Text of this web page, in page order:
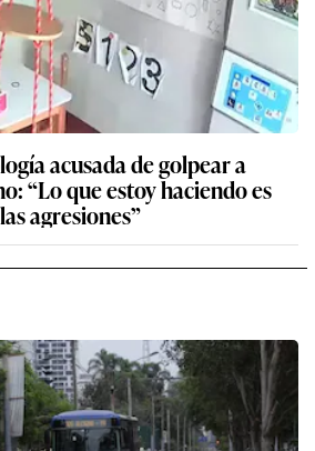
acusada de golpear a
“Lo que estoy haciendo es
agresiones”